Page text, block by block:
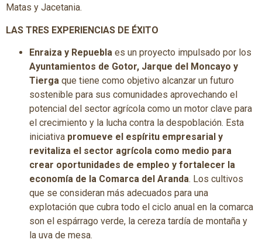
Matas y Jacetania.
LAS TRES EXPERIENCIAS DE ÉXITO
Enraiza y Repuebla es un proyecto impulsado por los
Ayuntamientos de Gotor, Jarque del Moncayo y
Tierga que tiene como objetivo alcanzar un futuro
sostenible para sus comunidades aprovechando el
potencial del sector agrícola como un motor clave para
el crecimiento y la lucha contra la despoblación. Esta
iniciativa promueve el espíritu empresarial y
revitaliza el sector agrícola como medio para
crear oportunidades de empleo y fortalecer la
economía de la Comarca del Aranda. Los cultivos
que se consideran más adecuados para una
explotación que cubra todo el ciclo anual en la comarca
son el espárrago verde, la cereza tardía de montaña y
la uva de mesa.